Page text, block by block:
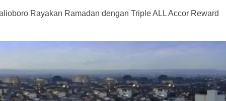
Rayakan Ramadan dengan Triple ALL Accor Reward